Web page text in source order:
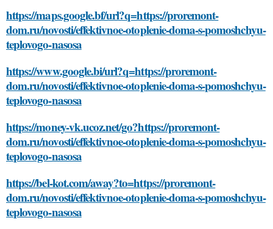
https://maps.google.bf/url?q=https://proremont-
dom.ru/novosti/effektivnoe-otoplenie-doma-s-pomoshchyu-
teplovogo-nasosa
https://www.google.bi/url?q=https://proremont-
dom.ru/novosti/effektivnoe-otoplenie-doma-s-pomoshchyu-
teplovogo-nasosa
https://money-vk.ucoz.net/go?https://proremont-
dom.ru/novosti/effektivnoe-otoplenie-doma-s-pomoshchyu-
teplovogo-nasosa
https://bel-kot.com/away?to=https://proremont-
dom.ru/novosti/effektivnoe-otoplenie-doma-s-pomoshchyu-
teplovogo-nasosa